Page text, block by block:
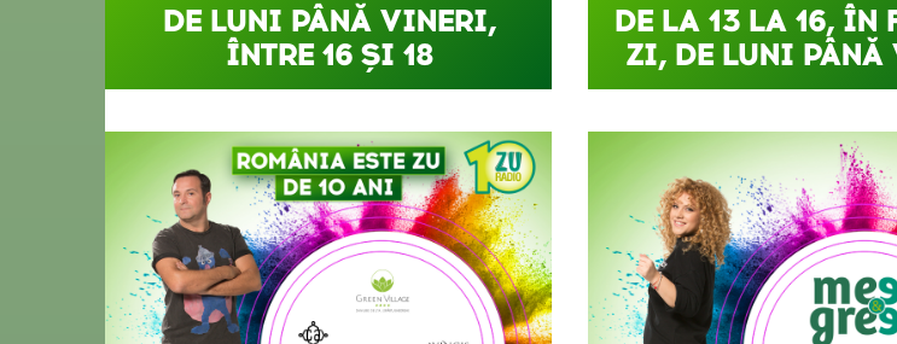
DE LUNI PÂNĂ VINERI,
ÎNTRE 16 ȘI 18
DE LA 13 LA 16, ÎN
ZI, DE LUNI PÂNĂ